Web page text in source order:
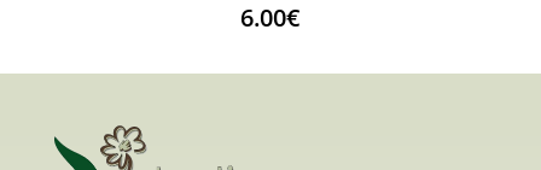
6.00€